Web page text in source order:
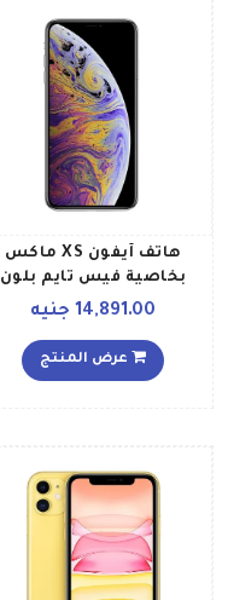
هاتف آيفون XS ماكس
بخاصية فيس تايم بلون
فضي وذاكرة داخلية سعة
الجيل الرابع LTE
14,891.00 جنيه
عرض المنتج